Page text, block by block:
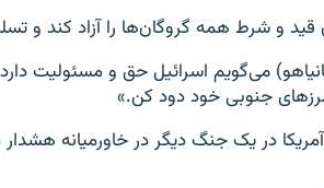
قید و شرط همه گروگان‌ها را آزاد کند و
می‌گویم اسرائیل حق و مسئولیت
جنوبی خود دود کن.»
در یک جنگ دیگر در خاورمیانه هشدار